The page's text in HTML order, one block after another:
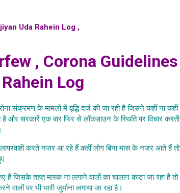
Uda Rahein Log ,
, Corona Guidelines
Log
संक्रमण के मामलों में वृद्धि दर्ज की जा रही है जिसने कहीं ना कहीं
और सरकारें एक बार फिर से लॉकडाउन के स्थिति पर विचार करती
करते नजर आ रहे हैं कहीं लोग बिना मास के नजर आते हैं तो
हैं जिसके तहत मास्क ना लगाने वालों का चालान काटा जा रहा है तो
पर भी भारी जुर्माना लगाया जा रहा है।